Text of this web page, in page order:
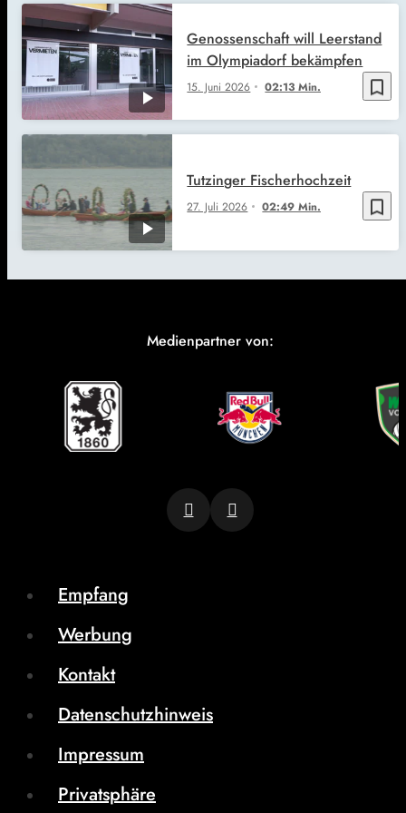
bookmark_border
15. Juni 2026 02:13 Min.
Genossenschaft will Leerstand
im Olympiadorf bekämpfen
bookmark_border
27. Juli 2026 02:49 Min.
Tutzinger Fischerhochzeit
Medienpartner von:
Empfang
Werbung
Kontakt
Datenschutzhinweis
Impressum
Privatsphäre